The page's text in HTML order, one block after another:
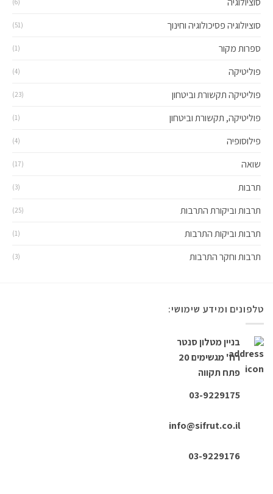
פסיכולוגיה וחינוך
מקור
תקשורת וביטחון
תקשורת וביטחון
וביקורת התרבות
וביקות התרבות
וחקר התרבות
ומידע שימושי:
בניין מטלון סנטר
רח' מגשימים 20
פתח תקווה
03-9229175
info@sifrut.co.il